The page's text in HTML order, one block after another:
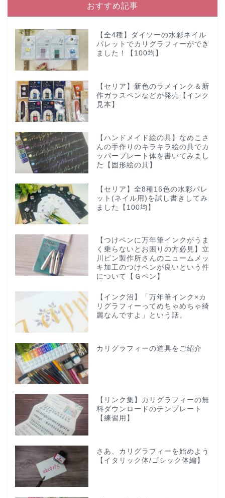
おすすめ記事
【全4種】ダイソーの水彩ネイル
パレットでカリグラフィーができ
ました！【100均】
【セリア】新色のラメインク＆新
作ガラスペンなどが発売【インク
見本】
【ハンドメイド絵の具】なめこさ
んの手作りのキラキラ絵の具でカ
ッパープレート体を書いてみまし
た【固形絵の具】
【セリア】全8種16色の水彩パレ
ット(ネイル用)を試し書きしてみ
ました【100均】
【つけペンに万年筆インクがうま
く乗らないとお困りの方必見】立
川ピン製作所さんのニュームメッ
キ加工のつけペンが良いという件
について【Ｇペン】
【インク沼】「万年筆インク×カ
リグラフィーってめちゃめちゃ綺
麗なんですよ」という話。
カリグラフィーの道具をご紹介
【リンク集】カリグラフィーの無
料ダウンロードのテンプレート
【練習用】
さあ、カリグラフィーを始めよう
【イタリック体/ゴシック体編】